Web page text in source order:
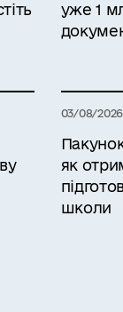
уже 1
03/08/2026
як
школи